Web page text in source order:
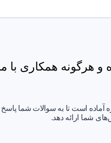
هرگونه همکاری با
آماده است تا به سوالات شما
شما ارائه دهد.